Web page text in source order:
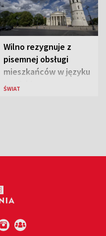
Wilno rezygnuje z
pisemnej obsługi
mieszkańców w języku
rosyjskim
ŚWIAT